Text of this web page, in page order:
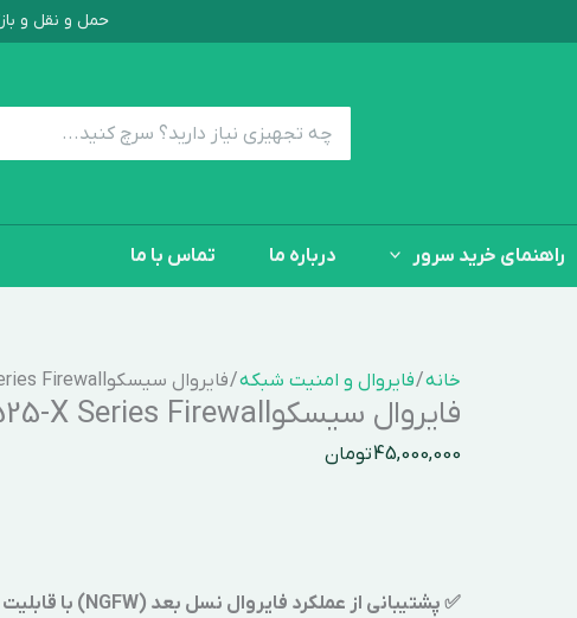
حمل و نقل و
راهنمای خرید سرور درباره ما تماس با ما
خانه/فایروال و امنیت شبکه/ فایروال سیسکوCisco ASA 5525-X Series Firewall
فایروال سیسکوCisco ASA 5525-X Series Firewall
45,000,000تومان
✅ پشتیبانی از عملکرد فایروال نسل بعد (NGFW) با قابلیت گسترش
سیسکوCisco
عدد